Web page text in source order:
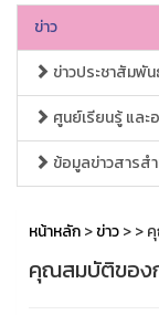
ข่าว
ข่าวประชาสัมพั
ศูนย์เรียนรู้ แล
ข้อมูลข่าวสารส
หน้าหลัก>ข่าว>>
คุณสมบัติของ